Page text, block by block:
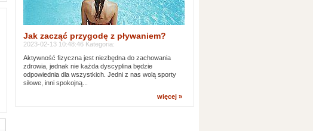
Jak zacząć przygodę z pływaniem?
2023-02-13 10:48:46 Kategoria:
Aktywność fizyczna jest niezbędna do zachowania
zdrowia, jednak nie każda dyscyplina będzie
odpowiednia dla wszystkich. Jedni z nas wolą sporty
siłowe, inni spokojną...
więcej »